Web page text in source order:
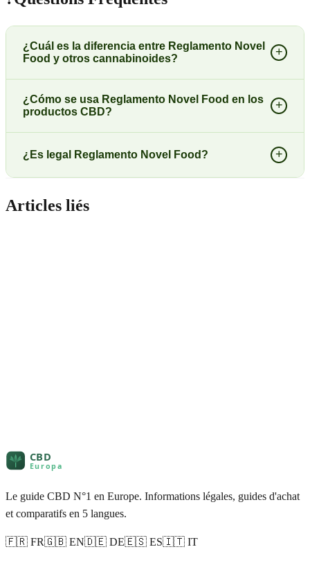
¿Cuál es la diferencia entre Reglamento Novel
Food y otros cannabinoides?
+
¿Cómo se usa Reglamento Novel Food en los
productos CBD?
+
¿Es legal Reglamento Novel Food? +
Articles liés
Le guide CBD N°1 en Europe. Informations légales, guides d'achat
et comparatifs en 5 langues.
🇫🇷 FR🇬🇧 EN🇩🇪 DE🇪🇸 ES🇮🇹 IT